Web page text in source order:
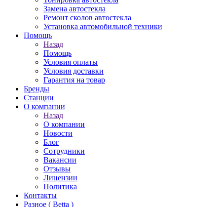
Замена автостекла
Ремонт сколов автостекла
Установка автомобильной техники
Помощь
Назад
Помощь
Условия оплаты
Условия доставки
Гарантия на товар
Бренды
Станции
О компании
Назад
О компании
Новости
Блог
Сотрудники
Вакансии
Отзывы
Лицензии
Политика
Контакты
Разное ( Betta )